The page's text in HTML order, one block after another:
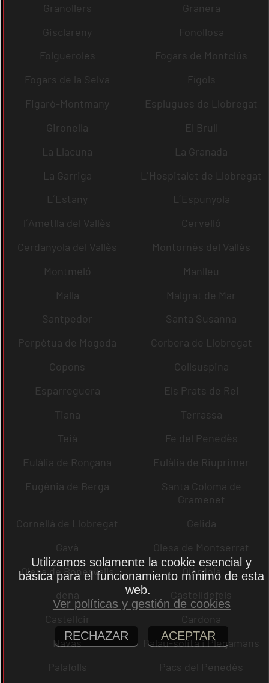
Granollers
Granera
Gisclareny
Fonollosa
Folgueroles
Fogars de Montclús
Fogars de la Selva
Fígols
Figaró-Montmany
Esplugues de Llobregat
Gironella
El Brull
La Llacuna
La Granada
La Garriga
L´Hospitalet de Llobregat
L´Estany
L´Espunyola
l´Ametlla del Vallès
Cervelló
Cerdanyola del Vallès
Montornès del Vallès
Montmeló
Manlleu
Malla
Malgrat de Mar
Santpedor
Santa Susanna
Perpètua de Mogoda
Corbera de Llobregat
Copons
Collsuspina
Esparreguera
Els Prats de Rei
Tiana
Terrassa
Teià
Fe del Penedès
Eulàlia de Ronçana
Eulàlia de Riuprimer
Eugènia de Berga
Santa Coloma de
Gramenet
Cornellà de Llobregat
Gelida
Gavà
Olesa de Montserrat
Olesa de Bonesvalls
Olèrdola
dena
Castelldefels
Castellcir
Cardona
Navas
Palau-solità i Plegamans
Palafolls
Pacs del Penedès
Utilizamos solamente la cookie esencial y
básica para el funcionamiento mínimo de esta
web.
Ver políticas y gestión de cookies
RECHAZAR ACEPTAR